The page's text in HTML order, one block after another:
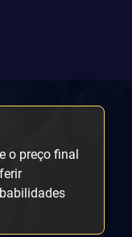
o preço final